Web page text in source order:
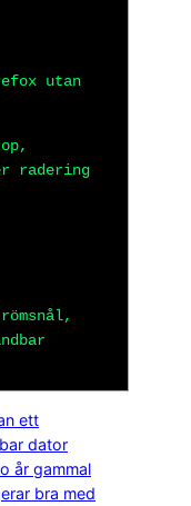
utan
radering
ett
dator
år gammal
bra med